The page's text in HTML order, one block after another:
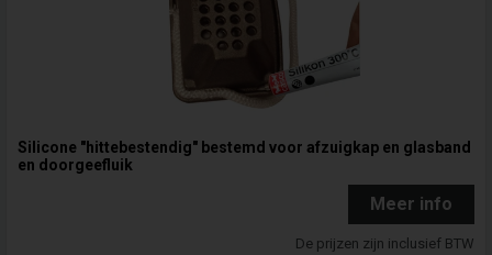
Silicone "hittebestendig" bestemd voor afzuigkap en glasband
en doorgeefluik
Meer info
De prijzen zijn inclusief BTW